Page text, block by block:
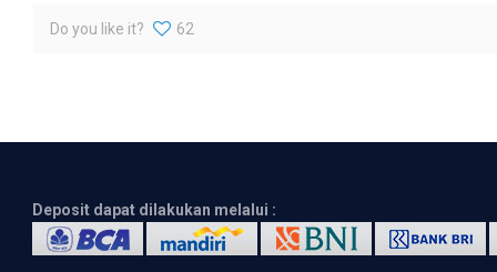
Do you like it? 62
Deposit dapat dilakukan melalui :